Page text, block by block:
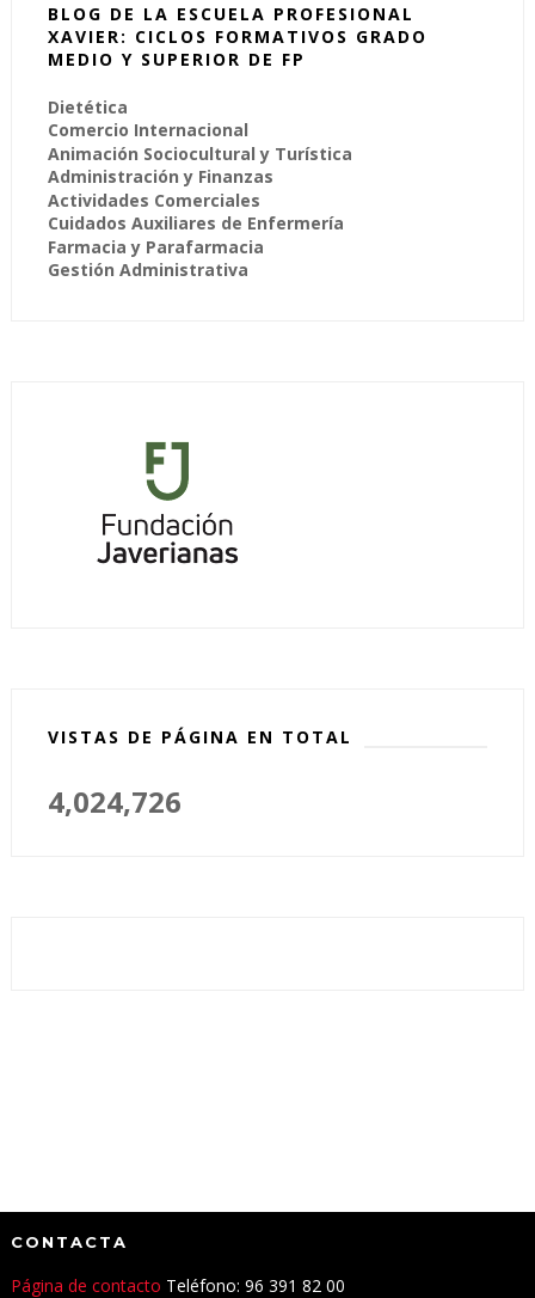
BLOG DE LA ESCUELA PROFESIONAL
XAVIER: CICLOS FORMATIVOS GRADO
MEDIO Y SUPERIOR DE FP
Dietética
Comercio Internacional
Animación Sociocultural y Turística
Administración y Finanzas
Actividades Comerciales
Cuidados Auxiliares de Enfermería
Farmacia y Parafarmacia
Gestión Administrativa
VISTAS DE PÁGINA EN TOTAL
4,024,726
CONTACTA
Página de contacto Teléfono: 96 391 82 00